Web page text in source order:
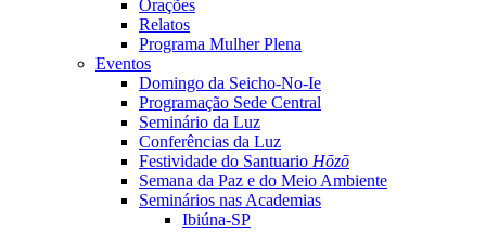
Orações
Relatos
Programa Mulher Plena
Eventos
Domingo da Seicho-No-Ie
Programação Sede Central
Seminário da Luz
Conferências da Luz
Festividade do Santuario Hōzō
Semana da Paz e do Meio Ambiente
Seminários nas Academias
Ibiúna-SP